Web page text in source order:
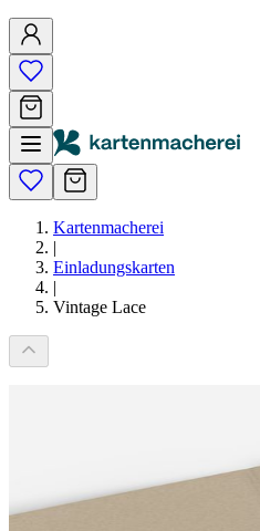
Kartenmacherei
|
Einladungskarten
|
Vintage Lace